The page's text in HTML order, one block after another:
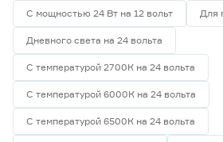
С мощностью 24 Вт на 12 вольт Для
Дневного света на 24 вольта
С температурой 2700К на 24 вольта
С температурой 6000К на 24 вольта
С температурой 6500К на 24 вольта